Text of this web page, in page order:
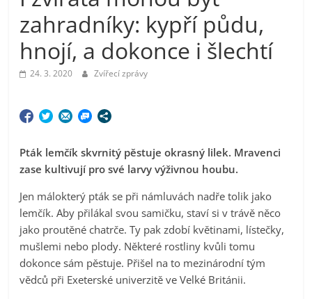
zahradníky: kypří půdu,
hnojí, a dokonce i šlechtí
24. 3. 2020 Zvířecí zprávy
Pták lemčík skvrnitý pěstuje okrasný lilek. Mravenci
zase kultivují pro své larvy výživnou houbu.
Jen málokterý pták se při námluvách nadře tolik jako
lemčík. Aby přilákal svou samičku, staví si v trávě něco
jako proutěné chatrče. Ty pak zdobí květinami, lístečky,
mušlemi nebo plody. Některé rostliny kvůli tomu
dokonce sám pěstuje. Přišel na to mezinárodní tým
vědců při Exeterské univerzitě ve Velké Británii.